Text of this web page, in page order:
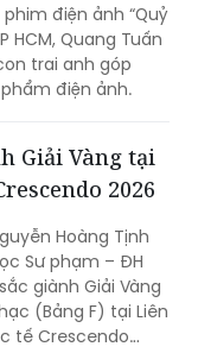
điện ảnh “Quỷ
HCM, Quang Tuấn
trai anh góp
điện ảnh.
Giải Vàng tại
2026
Hoàng Tịnh
Sư phạm – ĐH
giành Giải Vàng
(Bảng F) tại Liên
tế Crescendo